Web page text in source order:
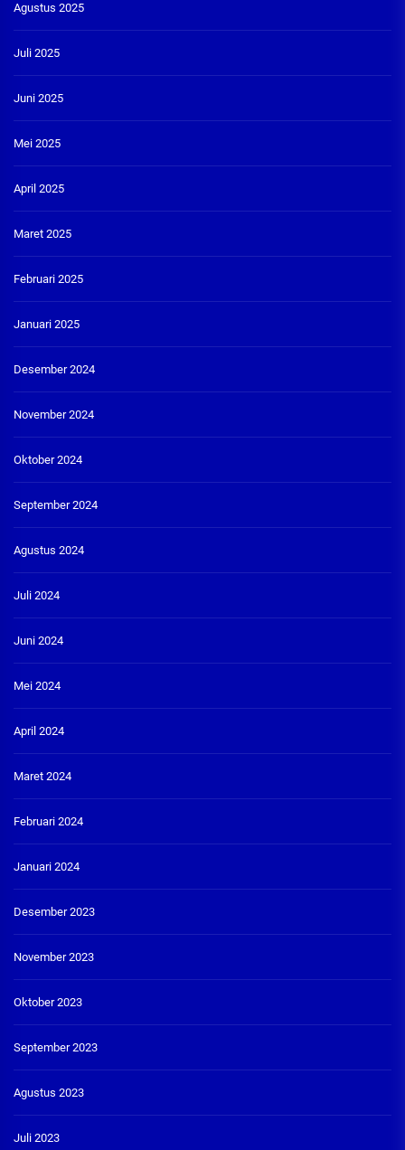
Agustus 2025
Juli 2025
Juni 2025
Mei 2025
April 2025
Maret 2025
Februari 2025
Januari 2025
Desember 2024
November 2024
Oktober 2024
September 2024
Agustus 2024
Juli 2024
Juni 2024
Mei 2024
April 2024
Maret 2024
Februari 2024
Januari 2024
Desember 2023
November 2023
Oktober 2023
September 2023
Agustus 2023
Juli 2023